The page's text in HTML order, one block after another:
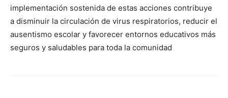
implementación sostenida de estas acciones contribuye
a disminuir la circulación de virus respiratorios, reducir el
ausentismo escolar y favorecer entornos educativos más
seguros y saludables para toda la comunidad